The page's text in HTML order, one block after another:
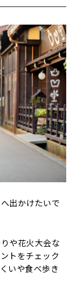
出かけたいで
や花火大会な
トをチェック
いや食べ歩き